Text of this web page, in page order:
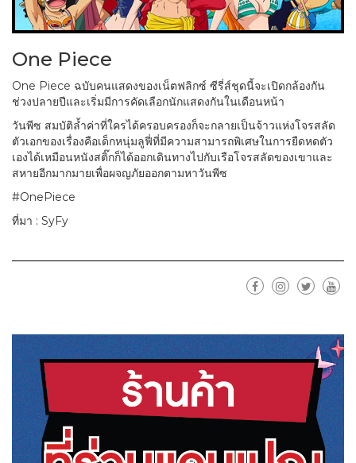
One Piece
One Piece ฉบับคนแสดงของเน็ตฟลิกซ์ ซีรี่ส์ชุดนี้จะเปิดกล้องกัน
ช่วงปลายปีและเริ่มมีการคัดเลือกนักแสดงกันในเดือนหน้า
วันพีซ สมบัติล้ำค่าที่ใครได้ครอบครองก็จะกลายเป็นจ้าวแห่งโจรสลัด
ตัวเอกของเรื่องคือเด็กหนุ่มลูฟี่ที่มีความสามารถพิเศษในการยืดหดตัว
เองได้เหมือนหนังสติ๊กก็ได้ออกเดินทางไปกับเรือโจรสลัดของเขาและ
สหายอีกมากมายเพื่อผจญภัยออกตามหาวันพีซ
#OnePiece
ที่มา : SyFy